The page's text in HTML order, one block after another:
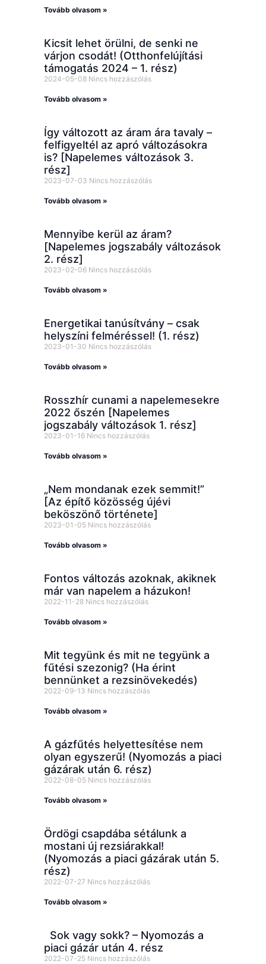
Tovább olvasom »
Kicsit lehet örülni, de senki ne
várjon csodát! (Otthonfelújítási
támogatás 2024 – 1. rész)
2024-05-08 Nincs hozzászólás
Tovább olvasom »
Így változott az áram ára tavaly –
felfigyeltél az apró változásokra
is? [Napelemes változások 3.
rész]
2023-07-03 Nincs hozzászólás
Tovább olvasom »
Mennyibe kerül az áram?
[Napelemes jogszabály változások
2. rész]
2023-02-06 Nincs hozzászólás
Tovább olvasom »
Energetikai tanúsítvány – csak
helyszíni felméréssel! (1. rész)
2023-01-30 Nincs hozzászólás
Tovább olvasom »
Rosszhír cunami a napelemesekre
2022 őszén [Napelemes
jogszabály változások 1. rész]
2023-01-16 Nincs hozzászólás
Tovább olvasom »
„Nem mondanak ezek semmit!”
[Az építő közösség újévi
beköszönő története]
2023-01-05 Nincs hozzászólás
Tovább olvasom »
Fontos változás azoknak, akiknek
már van napelem a házukon!
2022-11-28 Nincs hozzászólás
Tovább olvasom »
Mit tegyünk és mit ne tegyünk a
fűtési szezonig? (Ha érint
bennünket a rezsinövekedés)
2022-09-13 Nincs hozzászólás
Tovább olvasom »
A gázfűtés helyettesítése nem
olyan egyszerű! (Nyomozás a piaci
gázárak után 6. rész)
2022-08-05 Nincs hozzászólás
Tovább olvasom »
Ördögi csapdába sétálunk a
mostani új rezsiárakkal!
(Nyomozás a piaci gázárak után 5.
rész)
2022-07-27 Nincs hozzászólás
Tovább olvasom »
Sok vagy sokk? – Nyomozás a
piaci gázár után 4. rész
2022-07-25 Nincs hozzászólás